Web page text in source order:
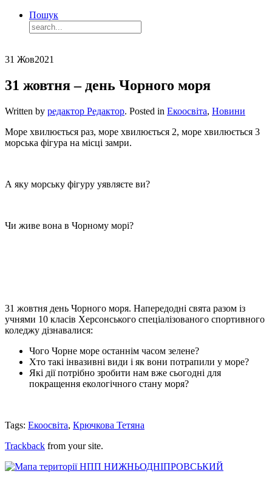
Пошук
31 Жов2021
31 жовтня – день Чорного моря
Written by редактор Редактор. Posted in Екоосвіта, Новини
Море хвилюється раз, море хвилюється 2, море хвилюється 3
морська фігура на місці замри.
А яку морську фігуру уявляєте ви?
Чи живе вона в Чорному морі?
31 жовтня день Чорного моря. Напередодні свята разом із
учнями 10 класів Херсонського спеціалізованого спортивного
коледжу дізнавалися:
Чого Чорне море останнім часом зелене?
Хто такі інвазивні види і як вони потрапили у море?
Які дії потрібно зробити нам вже сьогодні для
покращення екологічного стану моря?
Tags: Екоосвіта, Крючкова Тетяна
Trackback from your site.